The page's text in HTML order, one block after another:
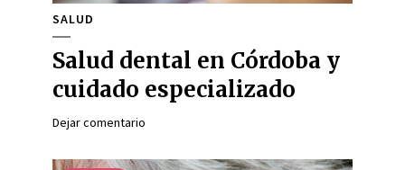
SALUD
Salud dental en Córdoba y
cuidado especializado
Dejar comentario